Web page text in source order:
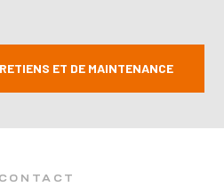
ET DE MAINTENANCE
CONTACT